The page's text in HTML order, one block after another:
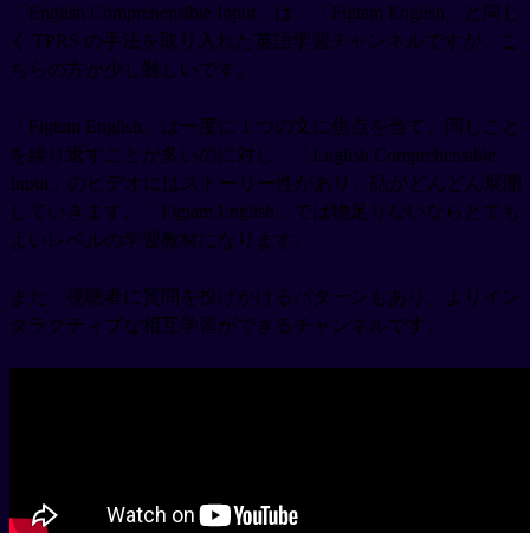
「English Comprehensible Input」は、「Figtam English」と同じ
く TPRS の手法を取り入れた英語学習チャンネルですが、こ
ちらの方が少し難しいです。
「Figtam English」は一度に 1 つの文に焦点を当て、同じこと
を繰り返すことが多いのに対し、「English Comprehensible
Input」のビデオにはストーリー性があり、話がどんどん展開
していきます。「Figtam English」では物足りないならとても
よいレベルの学習教材になります。
また、視聴者に質問を投げかけるパターンもあり、よりイン
タラクティブな相互学習ができるチャンネルです。